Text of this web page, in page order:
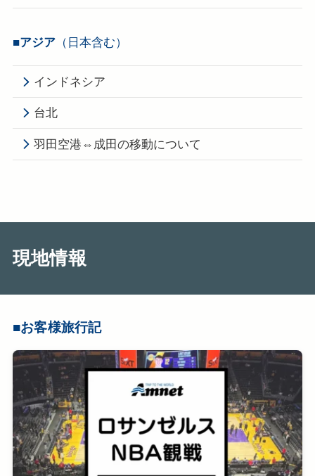
■アジア（日本含む）
インドネシア
台北
羽田空港⇔成田の移動について
現地情報
■お客様旅行記